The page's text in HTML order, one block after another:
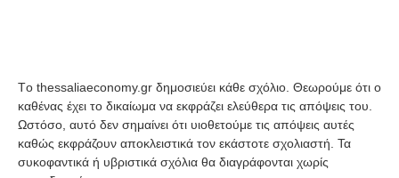
Tο thessaliaeconomy.gr δημοσιεύει κάθε σχόλιο. Θεωρούμε ότι ο
καθένας έχει το δικαίωμα να εκφράζει ελεύθερα τις απόψεις του.
Ωστόσο, αυτό δεν σημαίνει ότι υιοθετούμε τις απόψεις αυτές
καθώς εκφράζουν αποκλειστικά τον εκάστοτε σχολιαστή. Τα
συκοφαντικά ή υβριστικά σχόλια θα διαγράφονται χωρίς